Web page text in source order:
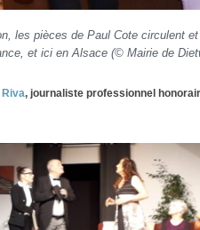
les pièces de Paul Cote circulent
et ici en Alsace (© Mairie de
, journaliste professionnel